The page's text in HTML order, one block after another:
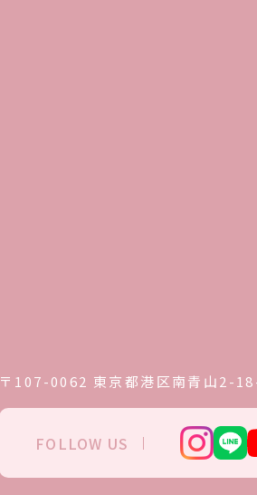
〒107-0062 東京都港区南青山2-
FOLLOW US